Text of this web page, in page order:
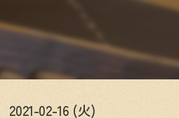
2021-02-16 (火)